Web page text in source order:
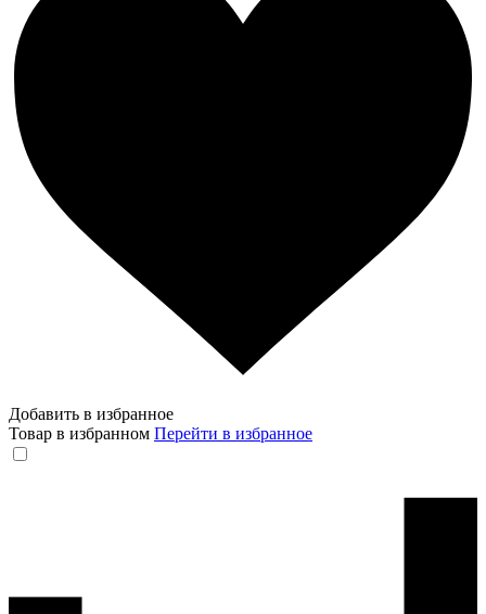
Добавить в избранное
Товар в избранном Перейти в избранное